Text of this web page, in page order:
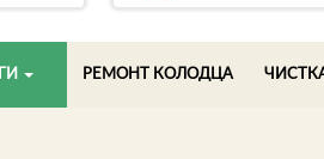
РЕМОНТ КОЛОДЦА